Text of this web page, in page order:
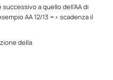
a quello dell’AA di
AA 12/13 => scadenza il
della